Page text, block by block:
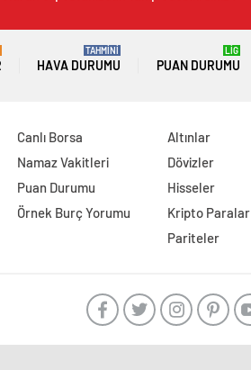
HAVA DURUMU
TAHMİNİ
PUAN DURUMU
LİG
Canlı Borsa
Namaz Vakitleri
Puan Durumu
Örnek Burç Yorumu
Altınlar
Dövizler
Hisseler
Kripto Paralar
Pariteler